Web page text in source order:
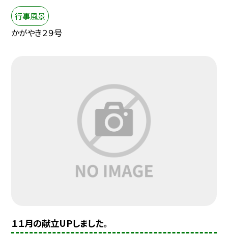
行事風景
かがやき２９号
１１月の献立UPしました。